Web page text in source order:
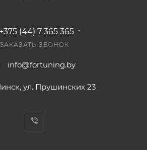
+375 (44) 7 365 365
ЗАКАЗАТЬ ЗВОНОК
info@fortuning.by
ул. Прушинских 23